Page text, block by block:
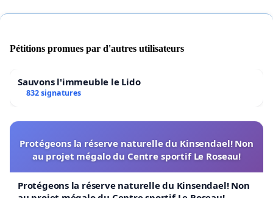
Pétitions promues par d'autres utilisateurs
Sauvons l'immeuble le Lido
832 signatures
Protégeons la réserve naturelle du Kinsendael! Non
au projet mégalo du Centre sportif Le Roseau!
Protégeons la réserve naturelle du Kinsendael! Non